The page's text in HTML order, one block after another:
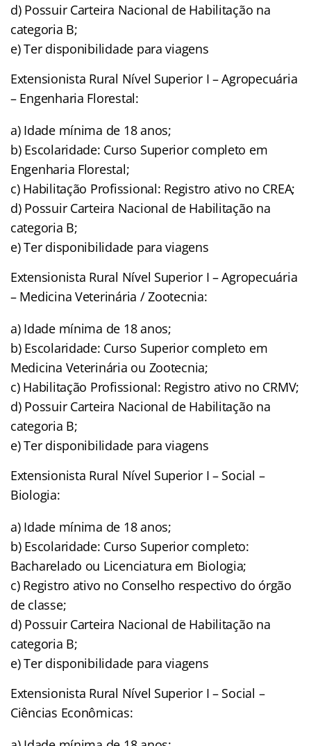
d) Possuir Carteira Nacional de Habilitação na
categoria B;
e) Ter disponibilidade para viagens
Extensionista Rural Nível Superior I – Agropecuária
– Engenharia Florestal:
a) Idade mínima de 18 anos;
b) Escolaridade: Curso Superior completo em
Engenharia Florestal;
c) Habilitação Profissional: Registro ativo no CREA;
d) Possuir Carteira Nacional de Habilitação na
categoria B;
e) Ter disponibilidade para viagens
Extensionista Rural Nível Superior I – Agropecuária
– Medicina Veterinária / Zootecnia:
a) Idade mínima de 18 anos;
b) Escolaridade: Curso Superior completo em
Medicina Veterinária ou Zootecnia;
c) Habilitação Profissional: Registro ativo no CRMV;
d) Possuir Carteira Nacional de Habilitação na
categoria B;
e) Ter disponibilidade para viagens
Extensionista Rural Nível Superior I – Social –
Biologia:
a) Idade mínima de 18 anos;
b) Escolaridade: Curso Superior completo:
Bacharelado ou Licenciatura em Biologia;
c) Registro ativo no Conselho respectivo do órgão
de classe;
d) Possuir Carteira Nacional de Habilitação na
categoria B;
e) Ter disponibilidade para viagens
Extensionista Rural Nível Superior I – Social –
Ciências Econômicas: